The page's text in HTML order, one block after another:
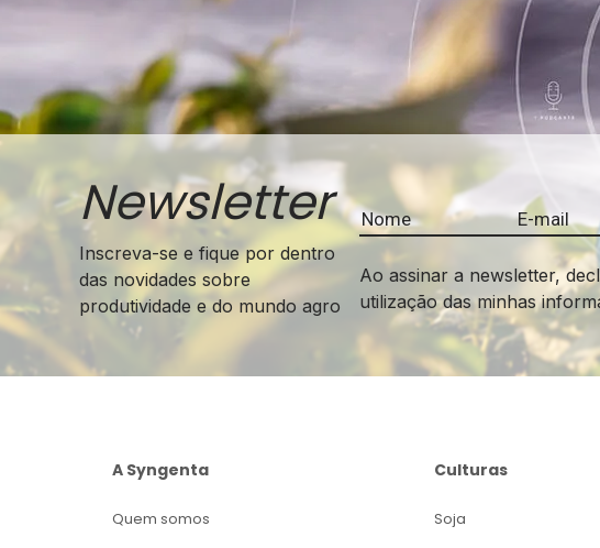
Newsletter
Inscreva-se e fique por dentro
das novidades sobre
produtividade e do mundo agro
Ao assinar a newsletter,
utilização das minhas
A Syngenta
Quem somos
Culturas
Soja